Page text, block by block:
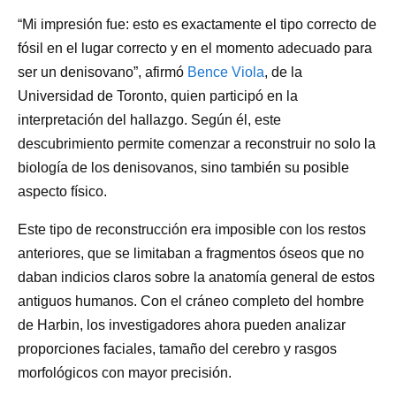
“Mi impresión fue: esto es exactamente el tipo correcto de
fósil en el lugar correcto y en el momento adecuado para
ser un denisovano”, afirmó Bence Viola, de la
Universidad de Toronto, quien participó en la
interpretación del hallazgo. Según él, este
descubrimiento permite comenzar a reconstruir no solo la
biología de los denisovanos, sino también su posible
aspecto físico.
Este tipo de reconstrucción era imposible con los restos
anteriores, que se limitaban a fragmentos óseos que no
daban indicios claros sobre la anatomía general de estos
antiguos humanos. Con el cráneo completo del hombre
de Harbin, los investigadores ahora pueden analizar
proporciones faciales, tamaño del cerebro y rasgos
morfológicos con mayor precisión.